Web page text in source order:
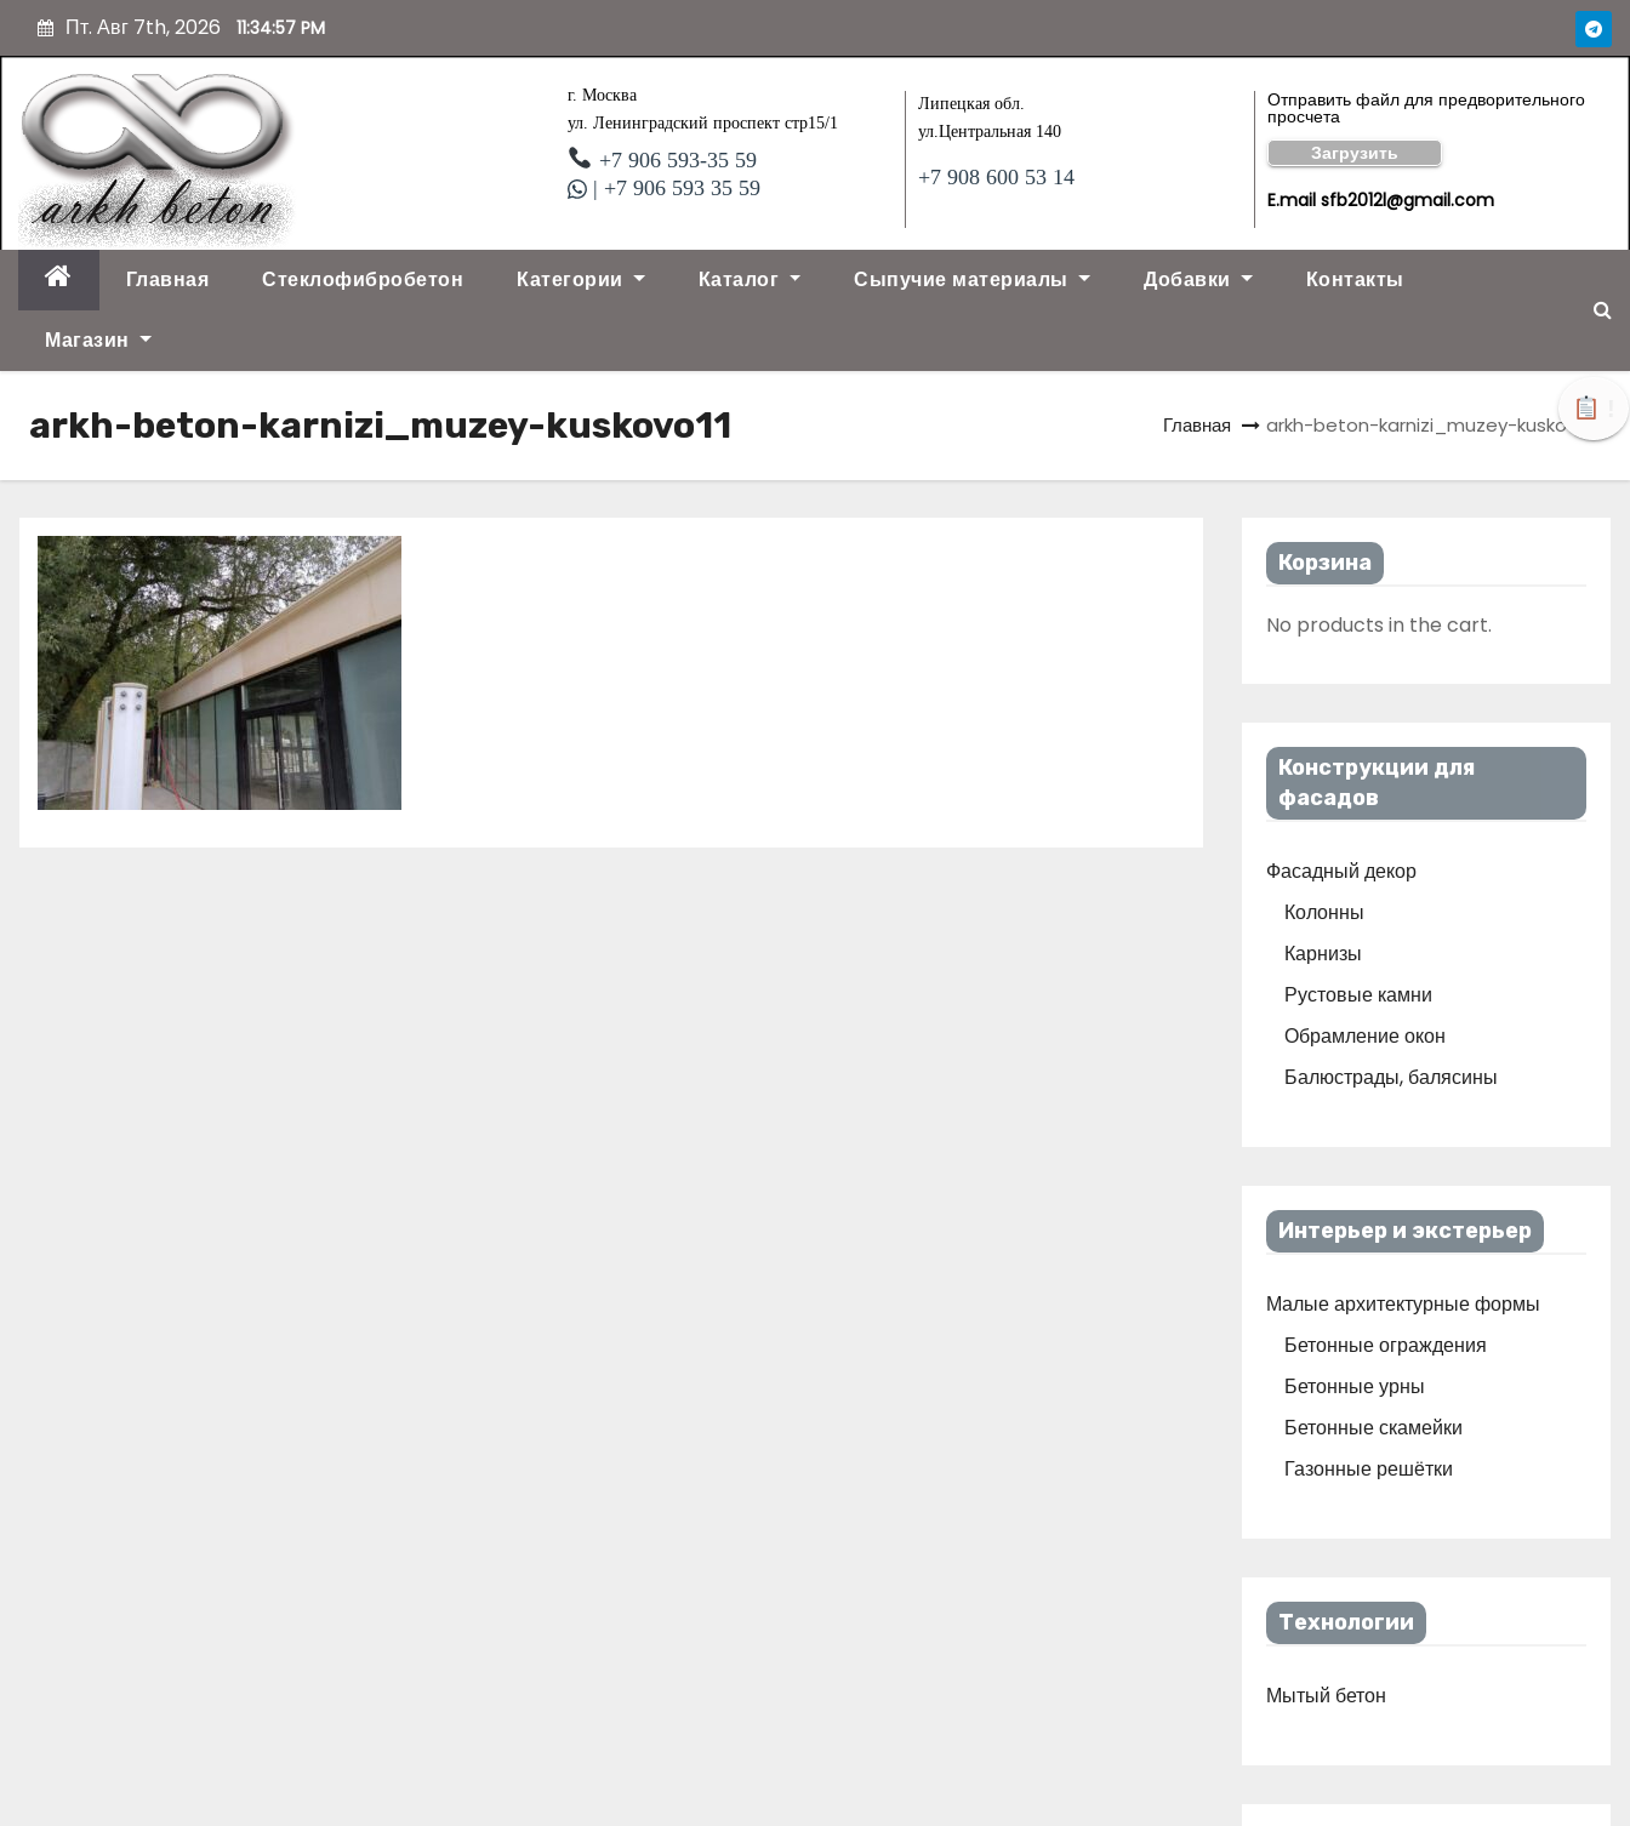
с
о
Пт. Авг 7th, 2026 11:34:59 PM
г. Москва
ул. Ленинградский проспект стр15/1
+7 906 593-35 59
| +7 906 593 35 59
Липецкая обл.
ул.Центральная 140
+7 908 600 53 14
Отправить файл для предворительного
просчета
Загрузить
E.mail sfb2012l@gmail.com
Главная Стеклофибробетон Категории Каталог Сыпучие материалы Добавки Контакты
Магазин
arkh-beton-karnizi_muzey-kuskovo11 Главная arkh-beton-karnizi_muzey-kuskovo11
Корзина
No products in the cart.
Конструкции для
фасадов
Фасадный декор
Колонны
Карнизы
Рустовые камни
Обрамление окон
Балюстрады, балясины
Интерьер и экстерьер
Малые архитектурные формы
Бетонные ограждения
Бетонные урны
Бетонные скамейки
Газонные решётки
Технологии
Мытый бетон